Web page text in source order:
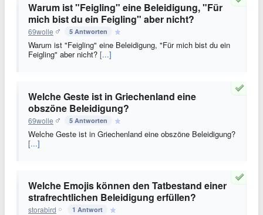
Warum ist "Feigling" eine Beleidigung, "Für
mich bist du ein Feigling" aber nicht?
69wolle 5 Antworten
Warum ist "Feigling" eine Beleidigung, "Für mich bist du ein
Feigling" aber nicht? [...]
Welche Geste ist in Griechenland eine
obszöne Beleidigung?
69wolle 5 Antworten
Welche Geste ist in Griechenland eine obszöne Beleidigung?
[...]
Welche Emojis können den Tatbestand einer
strafrechtlichen Beleidigung erfüllen?
storabird 1 Antwort